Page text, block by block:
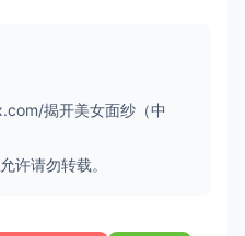
揭开美女面纱（中
许请勿转载。